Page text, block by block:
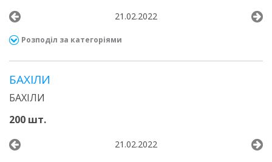
21.02.2022
Розподіл за категоріями
БАХІЛИ
БАХІЛИ
200 шт.
21.02.2022